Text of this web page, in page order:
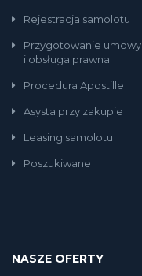
Rejestracja samolotu
Przygotowanie umowy
i obsługa prawna
Procedura Apostille
Asysta przy zakupie
Leasing samolotu
Poszukiwane
NASZE OFERTY